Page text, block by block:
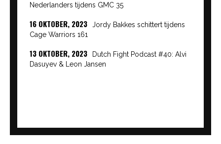
Nederlanders tijdens GMC 35
16 OKTOBER, 2023
Jordy Bakkes schittert tijdens
Cage Warriors 161
13 OKTOBER, 2023
Dutch Fight Podcast #40: Alvi
Dasuyev & Leon Jansen